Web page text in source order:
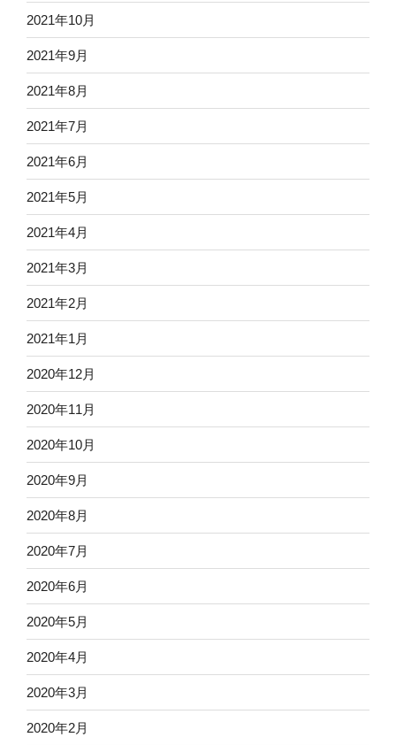
2021年10月
2021年9月
2021年8月
2021年7月
2021年6月
2021年5月
2021年4月
2021年3月
2021年2月
2021年1月
2020年12月
2020年11月
2020年10月
2020年9月
2020年8月
2020年7月
2020年6月
2020年5月
2020年4月
2020年3月
2020年2月